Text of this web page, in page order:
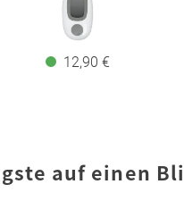
12,90 €
auf einen